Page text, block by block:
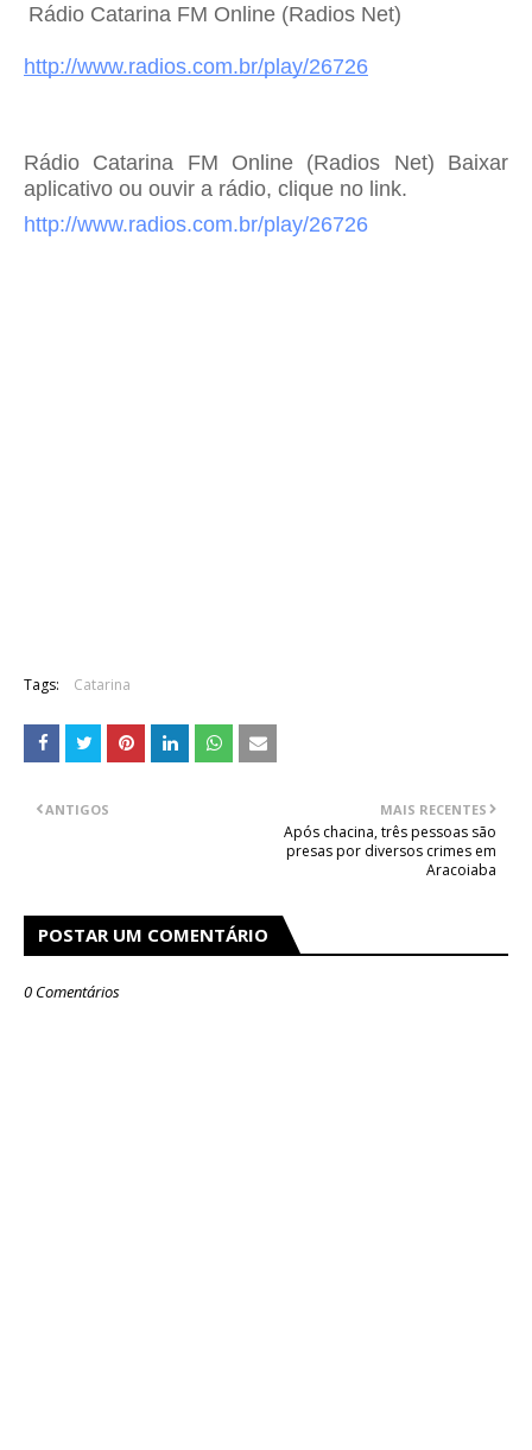
Rádio Catarina FM Online (Radios Net)
http://www.radios.com.br/play/26726
Rádio Catarina FM Online (Radios Net) Baixar
aplicativo ou ouvir a rádio, clique no link.
http://www.radios.com.br/play/26726
Tags: Catarina
MAIS RECENTES
Após chacina, três pessoas são
presas por diversos crimes em
Aracoiaba
ANTIGOS
POSTAR UM COMENTÁRIO
0 Comentários